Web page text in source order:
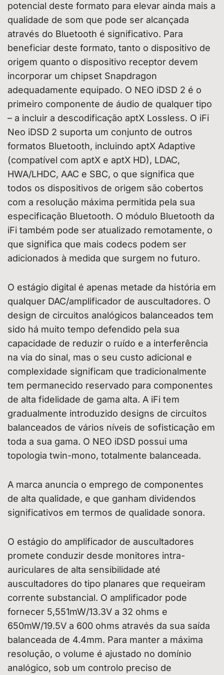
potencial deste formato para elevar ainda mais a
qualidade de som que pode ser alcançada
através do Bluetooth é significativo. Para
beneficiar deste formato, tanto o dispositivo de
origem quanto o dispositivo receptor devem
incorporar um chipset Snapdragon
adequadamente equipado. O NEO iDSD 2 é o
primeiro componente de áudio de qualquer tipo
– a incluir a descodificação aptX Lossless. O iFi
Neo iDSD 2 suporta um conjunto de outros
formatos Bluetooth, incluindo aptX Adaptive
(compatível com aptX e aptX HD), LDAC,
HWA/LHDC, AAC e SBC, o que significa que
todos os dispositivos de origem são cobertos
com a resolução máxima permitida pela sua
especificação Bluetooth. O módulo Bluetooth da
iFi também pode ser atualizado remotamente, o
que significa que mais codecs podem ser
adicionados à medida que surgem no futuro.
O estágio digital é apenas metade da história em
qualquer DAC/amplificador de auscultadores. O
design de circuitos analógicos balanceados tem
sido há muito tempo defendido pela sua
capacidade de reduzir o ruído e a interferência
na via do sinal, mas o seu custo adicional e
complexidade significam que tradicionalmente
tem permanecido reservado para componentes
de alta fidelidade de gama alta. A iFi tem
gradualmente introduzido designs de circuitos
balanceados de vários níveis de sofisticação em
toda a sua gama. O NEO iDSD possui uma
topologia twin-mono, totalmente balanceada.
A marca anuncia o emprego de componentes
de alta qualidade, e que ganham dividendos
significativos em termos de qualidade sonora.
O estágio do amplificador de auscultadores
promete conduzir desde monitores intra-
auriculares de alta sensibilidade até
auscultadores do tipo planares que requeiram
corrente substancial. O amplificador pode
fornecer 5,551mW/13.3V a 32 ohms e
650mW/19.5V a 600 ohms através da sua saída
balanceada de 4.4mm. Para manter a máxima
resolução, o volume é ajustado no domínio
analógico, sob um controlo preciso de